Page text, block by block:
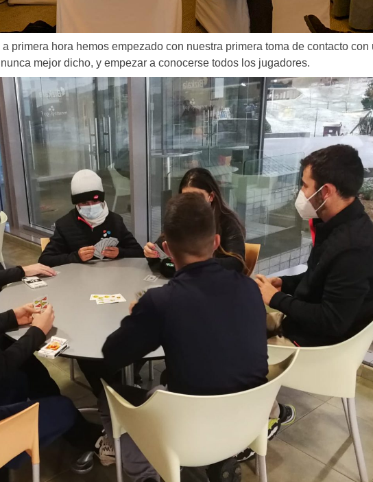
primera hora hemos empezado con nuestra primera toma de contacto con
mejor dicho, y empezar a conocerse todos los jugadores.